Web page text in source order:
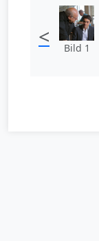
< Bild 1